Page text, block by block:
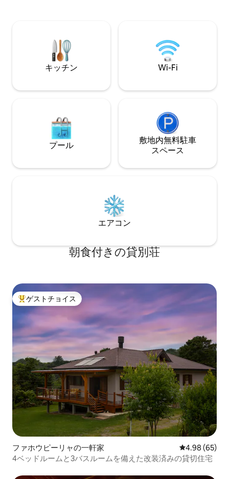
モックを備えたキ
ネンとバスローブ
キッチン Wi-Fi
プール
敷地内無料駐⁠車
ス⁠ペ⁠ー⁠ス
エアコン
朝食付きの貸別荘
大好評のゲストチョイスです。
ゲストチョイス
ファホウピーリャの一軒家 レビュー65
4.98 (65)
4ベッドルームと3バスルームを備えた改装済みの貸切住宅